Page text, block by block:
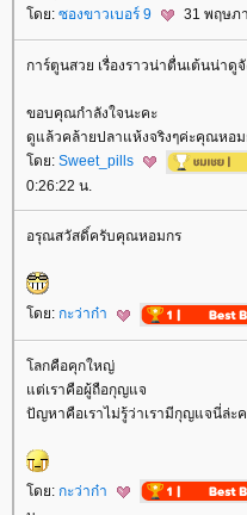
ดย: ซองขาวเบอร์ 9 31 พฤษภ
การ์ตูนสวย เรื่องราวน่าตื่นเต้นน่าดู
ขอบคุณกำลังใจนะคะ
ดูแล้วคล้ายปลาแห้งจริงๆค่ะคุณหอม
ดย: Sweet_pills
0:26:22 น.
อรุณสวัสดิ์ครับคุณหอมกร
ดย: กะว่าก๋า
ลกคือคุกใหญ่
ต่เราคือผู้ถือกุญแจ
ปัญหาคือเราไม่รู้ว่าเรามีกุญแจนี่ล่ะ
ดย: กะว่าก๋า